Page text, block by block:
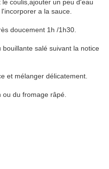
coulis,ajouter un peu d'eau
a la sauce.
doucement 1h /1h30.
salé suivant la notice
et mélanger délicatement.
du fromage râpé.